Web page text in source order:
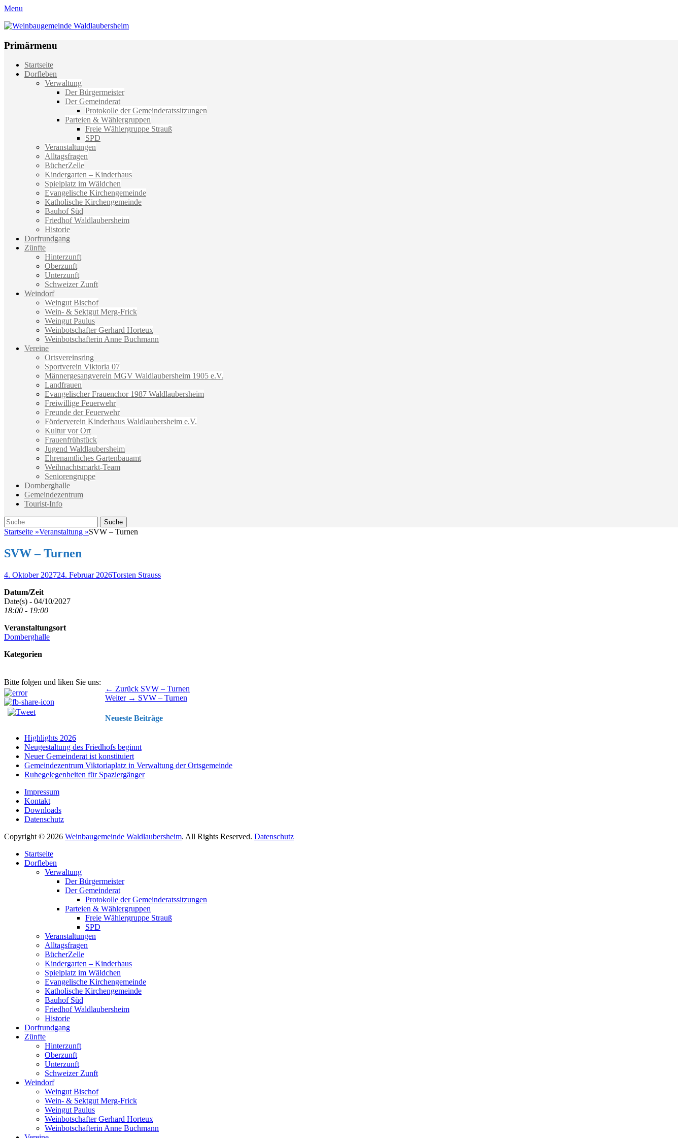
Menu
Weinbaugemeinde Waldlaubersheim
Primärmenu
Weiter
zum
Startseite
Dorfleben
Verwaltung
Der Bürgermeister
Der Gemeinderat
Protokolle der Gemeinderatssitzungen
Parteien & Wählergruppen
Freie Wählergruppe Strauß
SPD
Veranstaltungen
Alltagsfragen
BücherZelle
Kindergarten – Kinderhaus
Spielplatz im Wäldchen
Evangelische Kirchengemeinde
Katholische Kirchengemeinde
Bauhof Süd
Friedhof Waldlaubersheim
Historie
Dorfrundgang
Zünfte
Hinterzunft
Oberzunft
Unterzunft
Schweizer Zunft
Weindorf
Weingut Bischof
Wein- & Sektgut Merg-Frick
Weingut Paulus
Weinbotschafter Gerhard Horteux
Weinbotschafterin Anne Buchmann
Vereine
Ortsvereinsring
Sportverein Viktoria 07
Männergesangverein MGV Waldlaubersheim 1905 e.V.
Landfrauen
Evangelischer Frauenchor 1987 Waldlaubersheim
Freiwillige Feuerwehr
Freunde der Feuerwehr
Förderverein Kinderhaus Waldlaubersheim e.V.
Kultur vor Ort
Frauenfrühstück
Jugend Waldlaubersheim
Ehrenamtliches Gartenbauamt
Weihnachtsmarkt-Team
Seniorengruppe
Domberghalle
Gemeindezentrum
Tourist-Info
Suche
Suche
nach:
Startseite »Veranstaltung »SVW – Turnen
SVW – Turnen
Veröffentlicht
4. Oktober 202724. Februar 2026Autor
Torsten Strauss
Datum/Zeit
Date(s) - 04/10/2027
18:00 - 19:00
Veranstaltungsort
Domberghalle
Kategorien
Bitte folgen und liken Sie uns:
Beitragsnavigation ← Zurück Vorhergehender
Beitrag:
SVW – Turnen
Weiter → Nächster
SVW – Turnen
Neueste Beiträge
Highlights 2026
Neugestaltung des Friedhofs beginnt
Neuer Gemeinderat ist konstituiert
Gemeindezentrum Viktoriaplatz in Verwaltung der Ortsgemeinde
Ruhegelegenheiten für Spaziergänger
Impressum
Kontakt
Downloads
Datenschutz
Copyright © 2026 Weinbaugemeinde Waldlaubersheim. All Rights Reserved. Datenschutz
oben
scrollen
Startseite
Dorfleben
Verwaltung
Der Bürgermeister
Der Gemeinderat
Protokolle der Gemeinderatssitzungen
Parteien & Wählergruppen
Freie Wählergruppe Strauß
SPD
Veranstaltungen
Alltagsfragen
BücherZelle
Kindergarten – Kinderhaus
Spielplatz im Wäldchen
Evangelische Kirchengemeinde
Katholische Kirchengemeinde
Bauhof Süd
Friedhof Waldlaubersheim
Historie
Dorfrundgang
Zünfte
Hinterzunft
Oberzunft
Unterzunft
Schweizer Zunft
Weindorf
Weingut Bischof
Wein- & Sektgut Merg-Frick
Weingut Paulus
Weinbotschafter Gerhard Horteux
Weinbotschafterin Anne Buchmann